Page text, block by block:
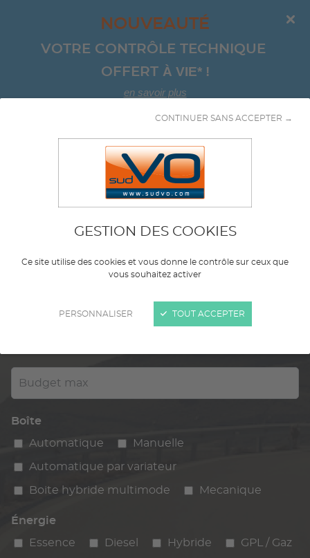
GESTION DES COOKIES
Ce site utilise des cookies et vous donne le contrôle sur ceux que
vous souhaitez activer
PERSONNALISER
CONTINUER SANS ACCEPTER →
TOUT ACCEPTER
NOUVEAUTÉ
VOTRE CONTRÔLE TECHNIQUE
OFFERT À VIE*!
en savoir plus
Aller au contenu
Budget max
Boîte
Automatique
Manuelle
Automatique par variateur
Boite hybride multimode Mecanique
Énergie
Essence
Diesel Hybride GPL / Gaz